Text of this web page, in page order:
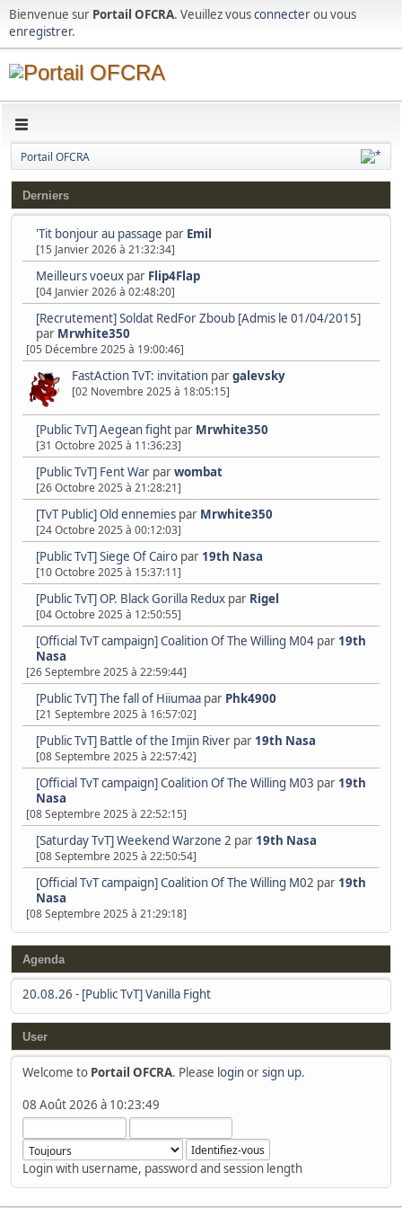
Bienvenue sur Portail OFCRA. Veuillez vousconnecterou vous
enregistrer.
Portail OFCRA
Agenda
20.08.26 - [Public TvT] Vanilla Fight
User
Welcome to Portail OFCRA. Please loginorsign up.
08 Août 2026 à 10:23:49
Login with username, password and session length
Derniers
'Tit bonjour au passage par Emil
[15 Janvier 2026 à 21:32:34]
Meilleurs voeux par Flip4Flap
[04 Janvier 2026 à 02:48:20]
[Recrutement] Soldat RedFor Zboub [Admis le 01/04/2015]
par Mrwhite350
[05 Décembre 2025 à 19:00:46]
FastAction TvT: invitation pargalevsky
[02 Novembre 2025 à 18:05:15]
[Public TvT] Aegean fight par Mrwhite350
[31 Octobre 2025 à 11:36:23]
[Public TvT] Fent War parwombat
[26 Octobre 2025 à 21:28:21]
[TvT Public] Old ennemies par Mrwhite350
[24 Octobre 2025 à 00:12:03]
[Public TvT] Siege Of Cairo par 19th Nasa
[10 Octobre 2025 à 15:37:11]
[Public TvT] OP. Black Gorilla Redux par Rigel
[04 Octobre 2025 à 12:50:55]
[Official TvT campaign] Coalition Of The Willing M04 par 19th
Nasa
[26 Septembre 2025 à 22:59:44]
[Public TvT] The fall of Hiiumaa par Phk4900
[21 Septembre 2025 à 16:57:02]
[Public TvT] Battle of the Imjin River par 19th Nasa
[08 Septembre 2025 à 22:57:42]
[Official TvT campaign] Coalition Of The Willing M03 par 19th
Nasa
[08 Septembre 2025 à 22:52:15]
[Saturday TvT] Weekend Warzone 2 par 19th Nasa
[08 Septembre 2025 à 22:50:54]
[Official TvT campaign] Coalition Of The Willing M02 par 19th
Nasa
[08 Septembre 2025 à 21:29:18]